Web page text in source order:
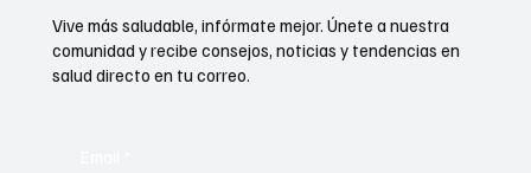
Vive más saludable, infórmate mejor. Únete a nuestra
comunidad y recibe consejos, noticias y tendencias en
salud directo en tu correo.